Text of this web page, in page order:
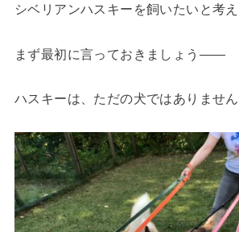
シベリアンハスキーを飼いたいと考
まず最初に言っておきましょう——
ハスキーは、ただの犬ではありません